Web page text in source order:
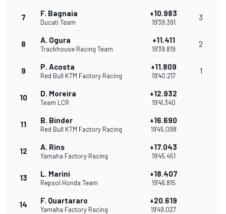
7 F. Bagnaia
Ducati Team
+10.983
19'39.391
3
8 A. Ogura
Trackhouse Racing Team
+11.411
19'39.819
2
9 P. Acosta
Red Bull KTM Factory Racing
+11.809
19'40.217
1
10 D. Moreira
Team LCR
+12.932
19'41.340
11 B. Binder
Red Bull KTM Factory Racing
+16.690
19'45.098
12 A. Rins
Yamaha Factory Racing
+17.043
19'45.451
13 L. Marini
Repsol Honda Team
+18.407
19'46.815
14 F. Quartararo
Yamaha Factory Racing
+20.619
19'49.027